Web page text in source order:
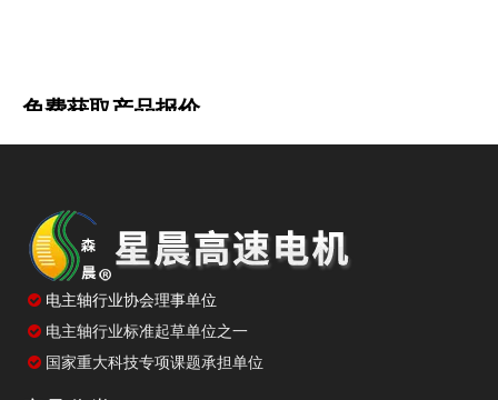
免费获取产品报价
我们的工作人员将会在24小时之内联系您，如果需要其他服
产品咨询
姓名
 电主轴行业协会理事单位
 电主轴行业标准起草单位之一
 国家重大科技专项课题承担单位